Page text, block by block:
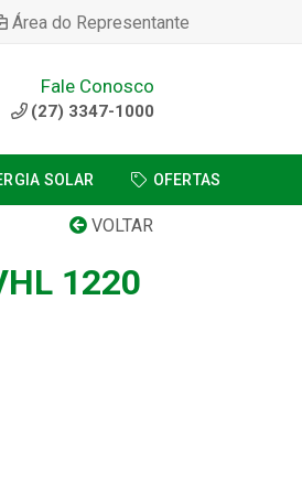
Área do Representante
Fale Conosco
(27) 3347-1000
SOLAR OFERTAS
VOLTAR
1220